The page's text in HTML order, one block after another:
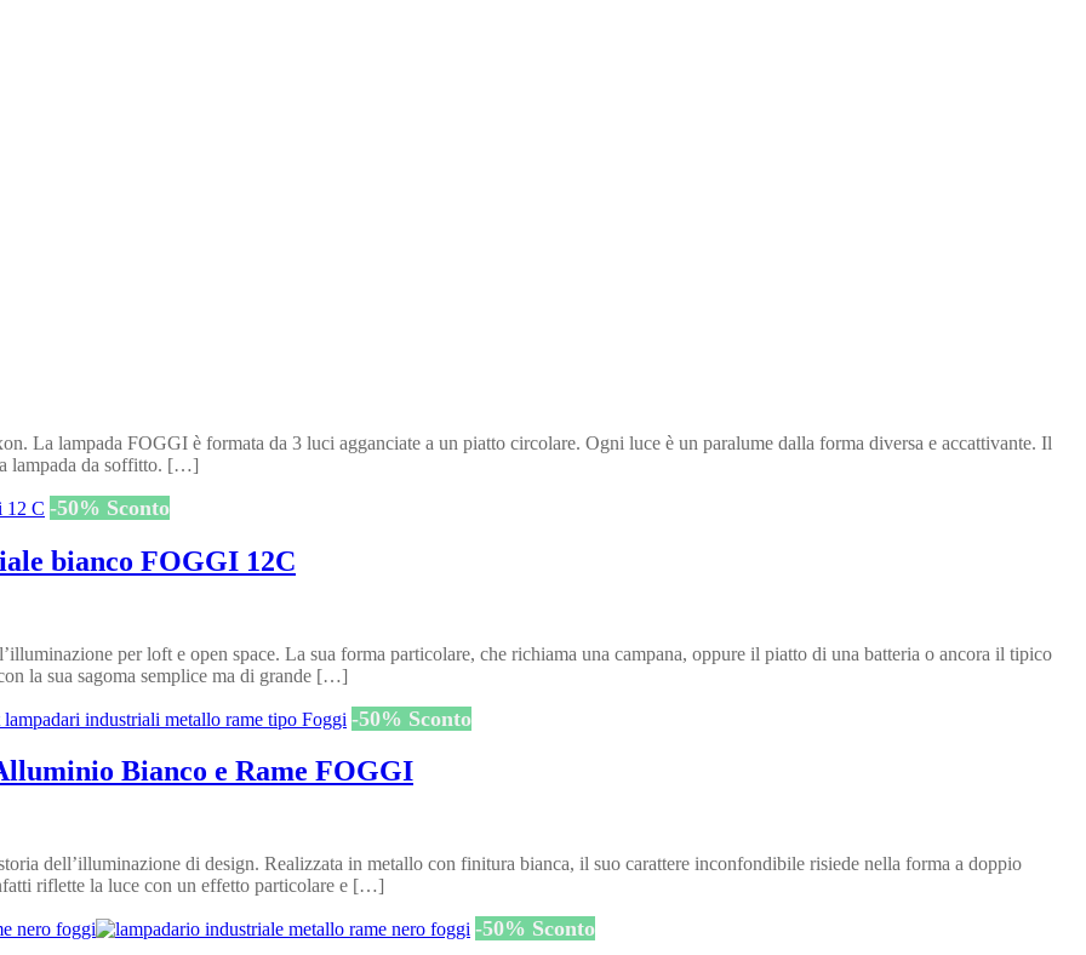
La lampada FOGGI è formata da 3 luci agganciate a un piatto circolare. Ogni luce è un paralume dalla forma diversa e accattivante. Il
lampada da soffitto. […]
-50% Sconto
bianco FOGGI 12C
per loft e open space. La sua forma particolare, che richiama una campana, oppure il piatto di una batteria o ancora il tipico
la sua sagoma semplice ma di grande […]
-50% Sconto
Bianco e Rame FOGGI
dell’illuminazione di design. Realizzata in metallo con finitura bianca, il suo carattere inconfondibile risiede nella forma a doppio
riflette la luce con un effetto particolare e […]
-50% Sconto